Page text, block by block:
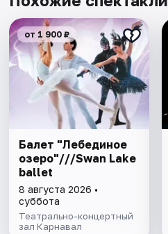
от 1 900 ₽
Балет "Лебединое
озеро"///Swan Lake
ballet
8 августа 2026 •
суббота
Театрально-концертный
зал Карнавал